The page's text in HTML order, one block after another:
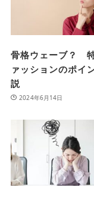
骨格ウェーブ？
ァッションのポイ
説
2024年6月14日